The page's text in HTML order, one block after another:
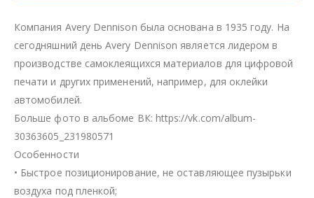
Компания Avery Dennison была основана в 1935 году. На
сегодняшний день Avery Dennison является лидером в
производстве самоклеящихся материалов для цифровой
печати и других применений, например, для оклейки
автомобилей.
Больше фото в альбоме ВК: https://vk.com/album-
30363605_231980571
Особенности
• Быстрое позиционирование, не оставляющее пузырьки
воздуха под пленкой;